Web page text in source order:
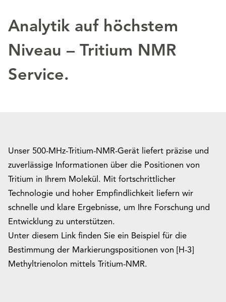
Analytik auf höchstem
Niveau – Tritium NMR
Service.
Unser 500-MHz-Tritium-NMR-Gerät liefert präzise und
zuverlässige Informationen über die Positionen von
Tritium in Ihrem Molekül. Mit fortschrittlicher
Technologie und hoher Empfindlichkeit liefern wir
schnelle und klare Ergebnisse, um Ihre Forschung und
Entwicklung zu unterstützen.
Unter diesem Link finden Sie ein Beispiel für die
Bestimmung der Markierungspositionen von [H-3]
Methyltrienolon mittels Tritium-NMR.